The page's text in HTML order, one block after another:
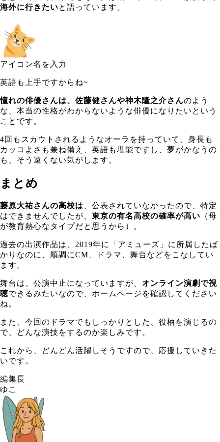
海外に行きたいと語っています。
アイコン名を入力
英語も上手ですからね~
憧れの俳優さんは、佐藤健さんや神木隆之介さんのよう
な、本当の性格がわからないような俳優になりたいという
ことです。
4回もスカウトされるようなオーラを持っていて、身長も
カッコよさも兼ね備え、英語も堪能ですし、夢がかなうの
も、そう遠くない気がします。
まとめ
藤原大祐さんの高校は
、公表されていなかったので、特定
はできませんでしたが、 東京の有名高校の確率が高い （母
が教育熱心なタイプだと思うから）。
過去の出演作品は、2019年に「アミューズ」に所属したば
かりなのに、順調にCM、ドラマ、舞台などをこなしてい
ます。
舞台は、公演中止になっていますが、 オンライン演劇で視
聴できるみたいなので、ホームページを確認してください
ね。
また、今回のドラマでもしっかりとした、役柄を演じるの
で、どんな演技をするのか楽しみです。
これから、どんどん活躍しそうですので、応援していきた
いです。
編集長
ゆこ